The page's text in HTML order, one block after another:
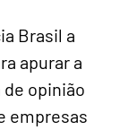
Brasil a
apurar a
opinião
empresas